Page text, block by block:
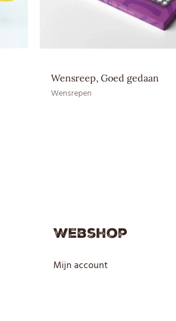
Wensreep, Goed gedaan
Wensrepen
Webshop
Mijn account